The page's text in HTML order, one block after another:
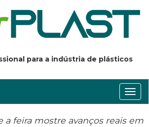
para a indústria de plásticos
a feira mostre avanços reais em